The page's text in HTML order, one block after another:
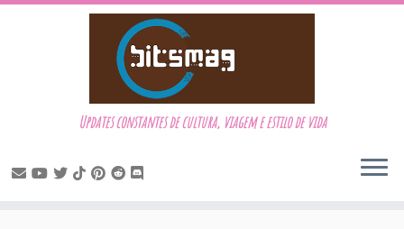
Updates constantes de cultura, viagem e estilo de vida